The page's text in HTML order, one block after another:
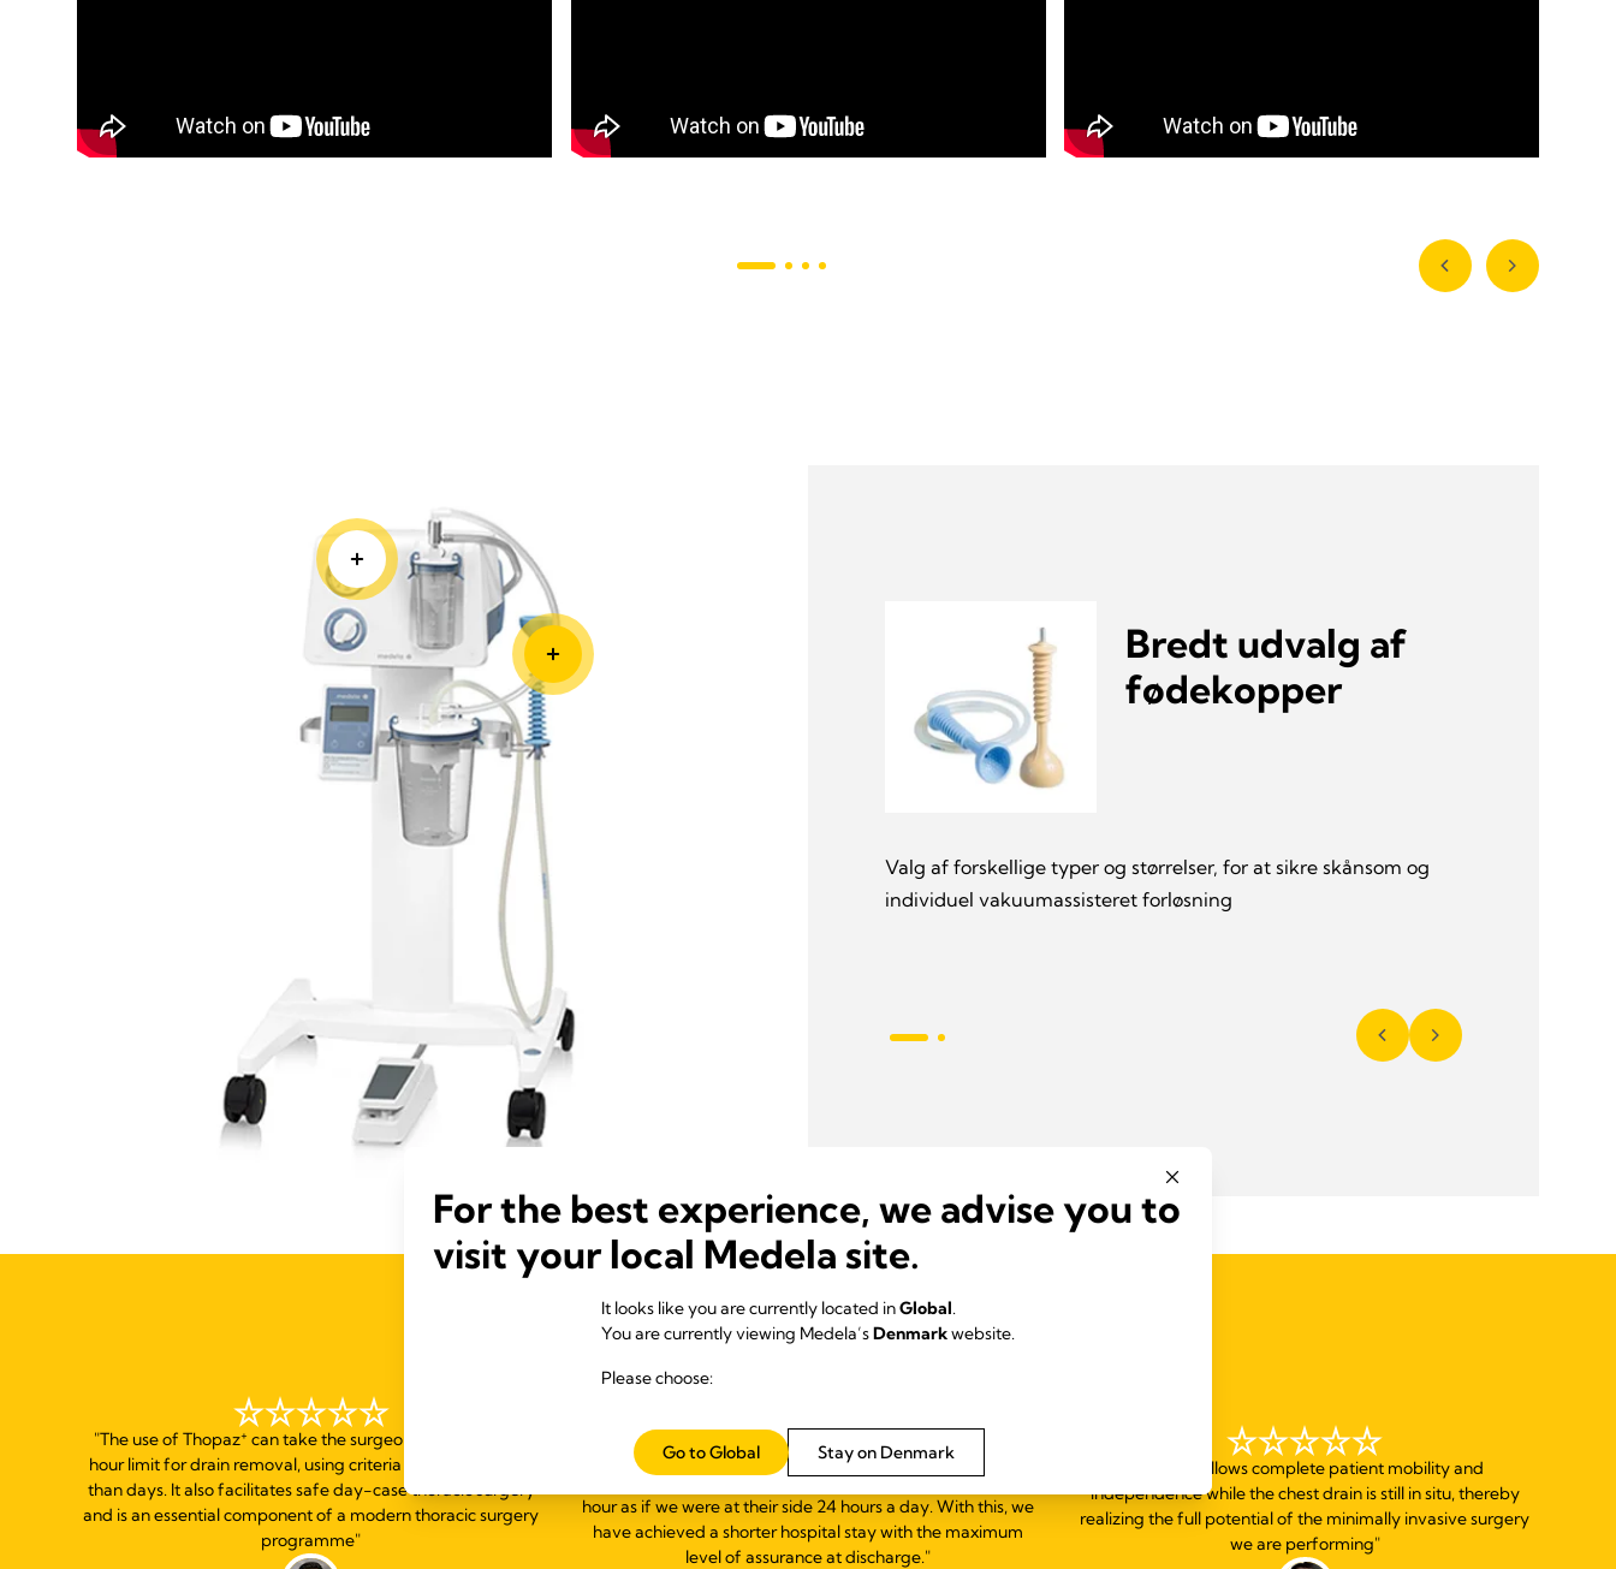
Hurtig og aktiv
vakuum
opbygning på
sekunder.
El-genereret vakuum med et tryk på en knap, sikrer hurtigt
opbygning af vakuum og det aktive vakuum sikrer at føde
Bredt udvalg af
fødekopper
Valg af forskellige typer og størrelser, for at sikre skånsom og
individuel vakuumassisteret forløsning
KUNDERNES ANMELDELSER
"The use of Thopaz+ can take the surgeon beyond the 24
hour limit for drain removal, using criteria in minutes rather
than days. It also facilitates safe day-case thoracic surgery
and is an essential component of a modern thoracic surgery
programme"
"Our experience with Thopaz
has completely changed our
patient's monitoring, allowing us to know their status hour by
hour as if we were at their side 24 hours a day. With this, we
have achieved a shorter hospital stay with the maximum
level of assurance at discharge."
allows complete patient mobility and
independence while the chest drain is still in situ, thereby
realizing the full potential of the minimally invasive surgery
we are performing"
For the best experience, we advise you to
visit your local Medela site.
It looks like you are currently located inGlobal.
You are currently viewing Medela’sDenmarkwebsite.
Please choose:
Stay on Denmark
Go to Global